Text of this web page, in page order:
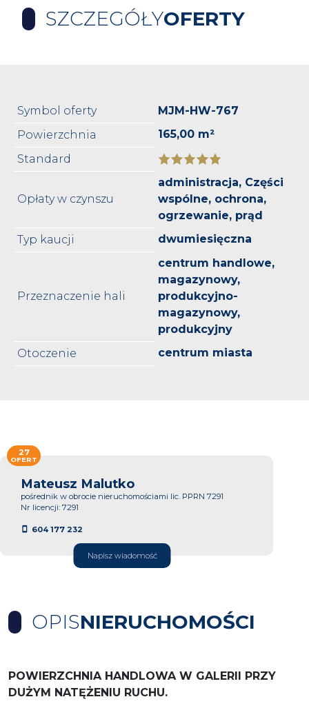
SZCZEGÓŁYOFERTY
Symbol oferty
MJM-HW-767
Powierzchnia
165,00 m²
Standard
Opłaty w czynszu
administracja, Części
wspólne, ochrona,
ogrzewanie, prąd
Typ kaucji
dwumiesięczna
Przeznaczenie hali
centrum handlowe,
magazynowy,
produkcyjno-
magazynowy,
produkcyjny
Otoczenie
centrum miasta
Mateusz Malutko
pośrednik w obrocie nieruchomościami lic. PPRN 7291
Nr licencji: 7291
604 177 232
Napisz wiadomość
27
OFERT
OPISNIERUCHOMOŚCI
POWIERZCHNIA HANDLOWA W GALERII PRZY
DUŻYM NATĘŻENIU RUCHU.